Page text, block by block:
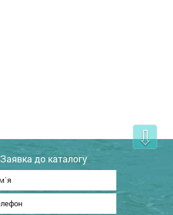
Заявка до каталогу
⇩